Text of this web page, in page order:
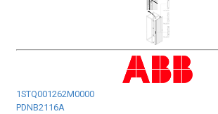
1STQ001262M0000
PDNB2116A